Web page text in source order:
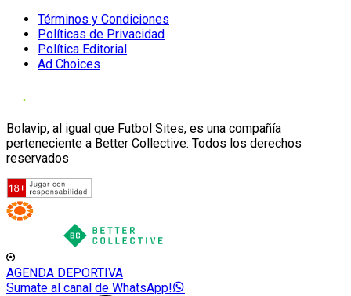
Términos y Condiciones
Políticas de Privacidad
Política Editorial
Ad Choices
Bolavip, al igual que Futbol Sites, es una compañía
perteneciente a Better Collective. Todos los derechos
reservados
AGENDA DEPORTIVA
Sumate al canal de WhatsApp!